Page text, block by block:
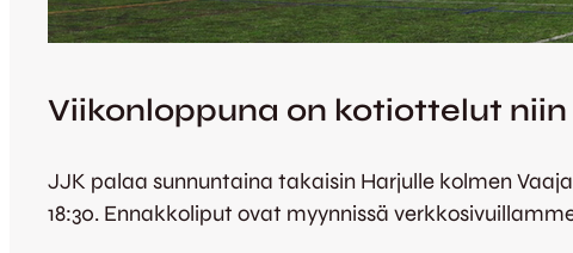
Viikonloppuna on kotiottelut
JJK palaa sunnuntaina takaisin Harjulle kolmen
18:30. Ennakkoliput ovat myynnissä